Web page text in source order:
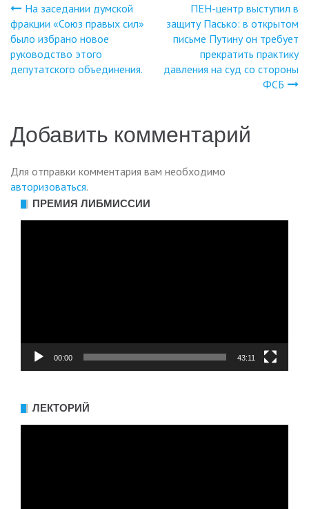
Навигация
по
записям
На заседании думской
фракции «Союз правых сил»
было избрано новое
руководство этого
депутатского объединения.
ПЕН-центр выступил в
защиту Пасько: в открытом
письме Путину он требует
прекратить практику
давления на суд со стороны
ФСБ
Добавить комментарий
Для отправки комментария вам необходимо
авторизоваться.
ПРЕМИЯ ЛИБМИССИИ
00:00 43:11
ЛЕКТОРИЙ